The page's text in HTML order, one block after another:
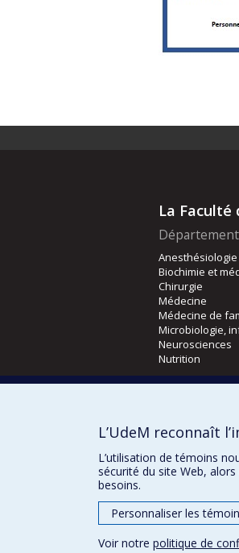
La Faculté
Biochimie et
Chirurgie
Médecine
Médecine de
Microbiologie,
Neurosciences
Nutrition
Orthophonie et
L’UdeM reconnaît
L’utilisation de témoins
sécurité du site Web,
besoins.
Personnaliser les
Voir notre politique de